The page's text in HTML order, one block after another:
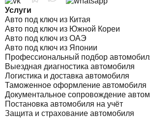
Услуги
Авто под ключ из Китая
Авто под ключ из Южной Кореи
Авто под ключ из ОАЭ
Авто под ключ из Японии
Профессиональный подбор
Выездная диагностика автомобиля
Логистика и доставка автомобиля
Таможенное оформление автомобиля
Документальное сопровождение
Постановка автомобиля на учёт
Защита и страхование автомобиля